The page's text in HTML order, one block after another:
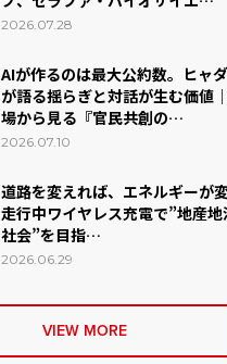
2026.07.28
AIが作るのは最大公約数。ヒャ
が語る揺らぎと対話が生む価値
場から見る『官民共創の…
2026.07.10
道路を変えれば、エネルギーが変
走行中ワイヤレス充電で”地産地
社会”を目指…
2026.06.29
VIEW MORE